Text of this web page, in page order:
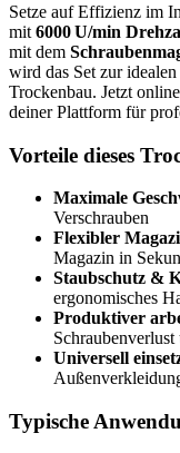
Setze auf Effizienz im
mit 6000 U/min
mit dem
wird das Set zur
Trockenbau. Jetzt online
deiner Plattform für
Vorteile dieses
Maximale
Verschrauben
Flexibler
Magazin in
Staubschutz &
ergonomisches
Produktiver
Universell
Typische